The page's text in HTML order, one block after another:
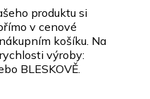
produktu si
v cenové
košíku. Na
výroby:
BLESKOVĚ.